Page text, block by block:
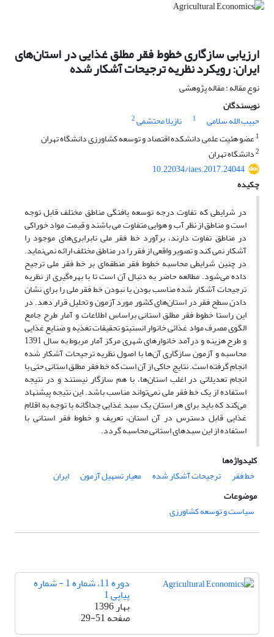
ارزیابی سازگاری خطوط فقر مطلق غذایی در استان‌های
ایران: رویکرد نظریه ترجیحات آشکار شده
نوع مقاله : مقاله پژوهشی
نویسندگان
حبیب الله سلامی
1 نازیلا محتشمی2
1عضو هئیت علمی دانشکده اقتصاد و توسعه کشاورزی دانشگاه تهران
2دانشگاه تهران
10.22034/iaes.2017.24044
چکیده
در شرایطی که تفاوت درجه توسعه یافتگی مناطق مختلف قابل توجه
است و مناطق از نظر آب و هوایی متفاوت می باشند و قیمت مواد خوراکی
در مناطق تفاوت دارند، برآورد خط فقر ملی نابرابری‌های موجود را
آشکار نمی کند و تصویر واقعی از فقر را در مناطق مختلف ارائه نمی‌نماید.
در چنین شرایطی محاسبه خطوط فقر منطقه‌ای بر خط فقر ملی ترجیح
داده می‌شود. مطالعه حاضر به دنبال آن است تا با بهره‌گیری از نظریه
ترجیحات آشکار شده مناسب بودن یا نبودن خط فقر ملی را برای نشان
دادن سطح فقر در استان‌های کشور مورد آزمون و تحلیل قرار دهد. در
این راستا خطوط فقر مطلق استانی براساس اطلاعات و آمار طرح جامع
الگوی مصرف مواد غذائی خانوار انستیتو تحقیقات تغذیه و ضنایع غذایی
و طرح هزینه و درآمد خانوارهای شهری مرکز آمار مربوط به سال 1391
محاسبه و آزمون سازگاری آن‌ها با اصول نظریه ترجیحات آشکار شده
انجام گرفته است. نتایج حاکی از آن است که خط فقر مطلق استانی حتی با
انجام تعدیلاتی در اغلب استان‌ها، با هم سازگار نیستند و در نتیجه
استفاده از یک خط فقر ملی نمی‌تواند مناسب باشد. این نتیجه پیشنهاد
می‌کند که باید برای هر استان یک سبد غذایی جداگانه با توجه به اقلام
غذایی قابل دسترس در آن استان، تعریف و خطوط فقر استانی با
استفاده از این سبدهای استانی محاسبه گردد.
کلیدواژه‌ها
خط فقر
ترجیحات آشکار شده معیار تسهیل آزمون
ایران
موضوعات
سیاست و توسعه کشاورزی
دوره 11، شماره 1 - شماره
پیاپی 1
بهار 1396
صفحه29-51